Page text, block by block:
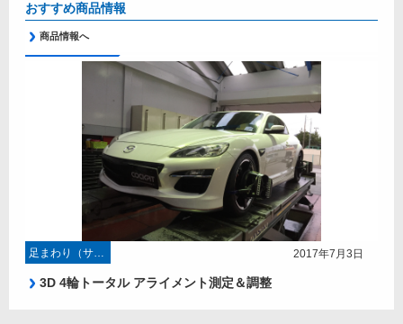
おすすめ商品情報
商品情報へ
足まわり（サスペンション・ブレーキ） 2017年7月3日
3D 4輪トータル アライメント測定＆調整